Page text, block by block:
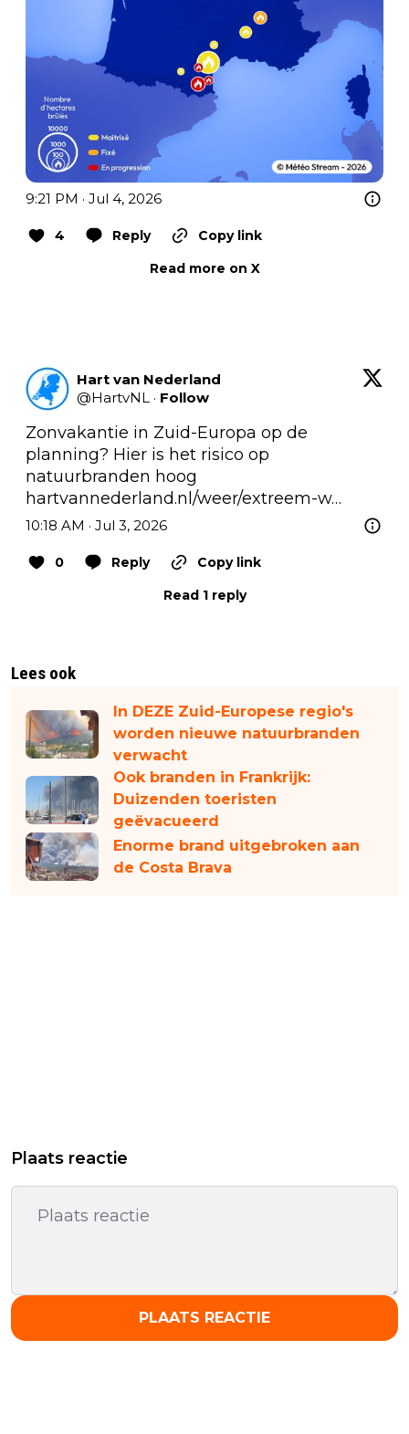
9:21 PM · Jul 4, 2026
4 Reply
Copy link
Read more on X
Hart van Nederland
@HartvNL · Follow
Zonvakantie in Zuid-Europa op de
planning? Hier is het risico op
hartvannederland.nl/weer/extreem-w…
10:18 AM · Jul 3, 2026
0 Reply
Copy link
Read 1 reply
Lees ook
In DEZE Zuid-Europese regio's
worden nieuwe natuurbranden
verwacht
Ook branden in Frankrijk:
Duizenden toeristen
geëvacueerd
Enorme brand uitgebroken aan
de Costa Brava
Plaats reactie
PLAATS REACTIE